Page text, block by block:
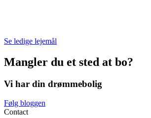
Se ledige lejemål
Mangler du et sted at bo?
Vi har din drømmebolig
Følg bloggen
Contact